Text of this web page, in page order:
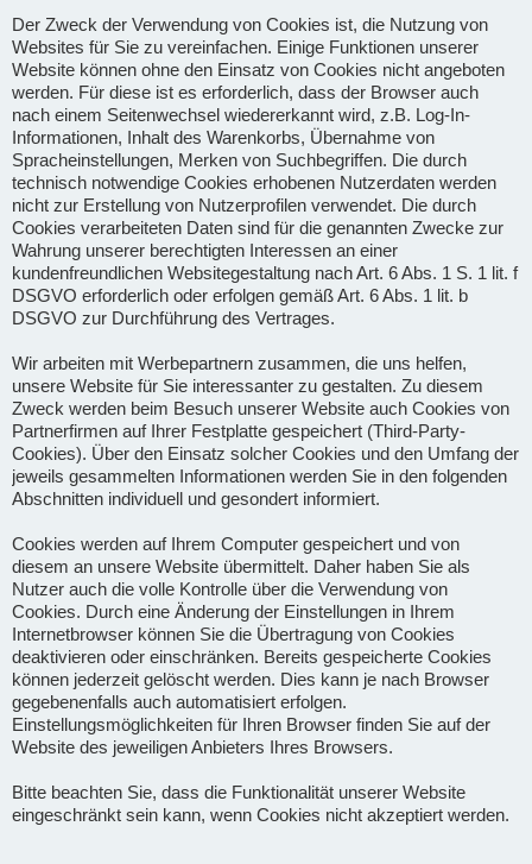
Der Zweck der Verwendung von Cookies ist, die Nutzung von
Websites für Sie zu vereinfachen. Einige Funktionen unserer
Website können ohne den Einsatz von Cookies nicht angeboten
werden. Für diese ist es erforderlich, dass der Browser auch
nach einem Seitenwechsel wiedererkannt wird, z.B. Log-In-
Informationen, Inhalt des Warenkorbs, Übernahme von
Spracheinstellungen, Merken von Suchbegriffen. Die durch
technisch notwendige Cookies erhobenen Nutzerdaten werden
nicht zur Erstellung von Nutzerprofilen verwendet. Die durch
Cookies verarbeiteten Daten sind für die genannten Zwecke zur
Wahrung unserer berechtigten Interessen an einer
kundenfreundlichen Websitegestaltung nach Art. 6 Abs. 1 S. 1 lit. f
DSGVO erforderlich oder erfolgen gemäß Art. 6 Abs. 1 lit. b
DSGVO zur Durchführung des Vertrages.
Wir arbeiten mit Werbepartnern zusammen, die uns helfen,
unsere Website für Sie interessanter zu gestalten. Zu diesem
Zweck werden beim Besuch unserer Website auch Cookies von
Partnerfirmen auf Ihrer Festplatte gespeichert (Third-Party-
Cookies). Über den Einsatz solcher Cookies und den Umfang der
jeweils gesammelten Informationen werden Sie in den folgenden
Abschnitten individuell und gesondert informiert.
Cookies werden auf Ihrem Computer gespeichert und von
diesem an unsere Website übermittelt. Daher haben Sie als
Nutzer auch die volle Kontrolle über die Verwendung von
Cookies. Durch eine Änderung der Einstellungen in Ihrem
Internetbrowser können Sie die Übertragung von Cookies
deaktivieren oder einschränken. Bereits gespeicherte Cookies
können jederzeit gelöscht werden. Dies kann je nach Browser
gegebenenfalls auch automatisiert erfolgen.
Einstellungsmöglichkeiten für Ihren Browser finden Sie auf der
Website des jeweiligen Anbieters Ihres Browsers.
Bitte beachten Sie, dass die Funktionalität unserer Website
eingeschränkt sein kann, wenn Cookies nicht akzeptiert werden.